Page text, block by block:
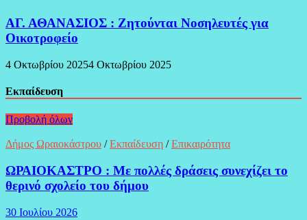
ΑΓ. ΑΘΑΝΑΣΙΟΣ : Ζητούνται Νοσηλευτές για
Οικοτροφείο
4 Οκτωβρίου 20254 Οκτωβρίου 2025
Εκπαίδευση
Προβολή όλων
Δήμος Ωραιοκάστρου /Εκπαίδευση /Επικαιρότητα
ΩΡΑΙΟΚΑΣΤΡΟ : Με πολλές δράσεις συνεχίζει το
θερινό σχολείο του δήμου
30 Ιουλίου 2026